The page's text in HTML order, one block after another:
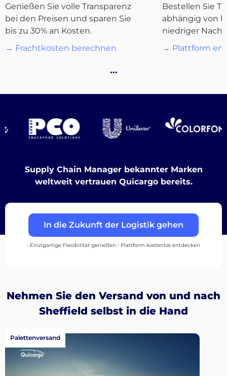
Entdecken
Einloggen
Registrieren
Genießen Sie volle Transparenz
bei den Preisen und sparen Sie
bis zu 30% an Kosten.
→ Frachtkosten berechnen
Bestellen Sie
abhängig von
niedriger
→ Plattform
…
Supply Chain Manager bekannter Marken
weltweit vertrauen Quicargo bereits.
In die Zukunft der Logistik gehen
• Einzigartige Flexibilität genießen • Plattform kostenlos entdecken
Nehmen Sie den Versand von und nach
Sheffield selbst in die Hand
Palettenversand